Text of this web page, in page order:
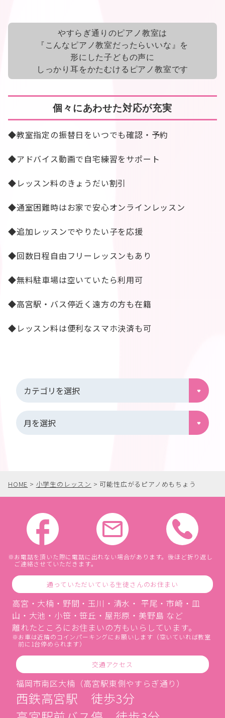
やすらぎ通りのピアノ教室は
『こんなピアノ教室だったらいいな』を
形にした子どもの声に
しっかり耳をかたむけるピアノ教室です
個々にあわせた対応が充実
◆教室指定の振替日をいつでも確認・予約
◆アドバイス動画で自宅練習をサポート
◆レッスン料のきょうだい割引
◆通室困難時はお家で安心オンラインレッスン
◆追加レッスンでやりたい子を応援
◆回数日程自由フリーレッスンもあり
◆無料駐車場は空いていたら利用可
◆高宮駅・バス停近く遠方の方も在籍
◆レッスン料は便利なスマホ決済も可
HOME > 小学生のレッスン > 可能性広がるピアノめもちょう
お電話を頂いた際に電話に出れない場合があります。後ほど折り返し
ご連絡させていただきます。
通っていただいている生徒さんのお住まい
高宮・大楠・野間・玉川・清水・ 平尾・市崎・皿
山・大池・小笹・笹丘・屋形原・美野島 など
離れたところにお住まいの方もいらしています。
お車は近隣のコインパーキングにお願いします（空いていれば教室
前に1台停められます）
交通アクセス
福岡市南区大楠（高宮駅東側やすらぎ通り）
西鉄高宮駅 徒歩3分